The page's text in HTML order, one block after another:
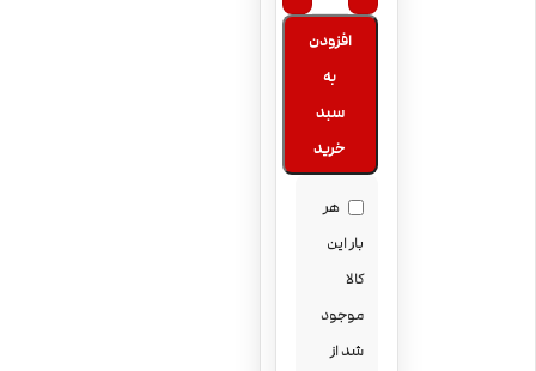
افزودن
به
سبد
خرید
هر
بار این
کالا
موجود
شد از